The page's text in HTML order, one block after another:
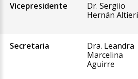
Vicepresidente
Dr. Sergiio
Hernán Altieri
Secretaria
Dra. Leandra
Marcelina
Aguirre